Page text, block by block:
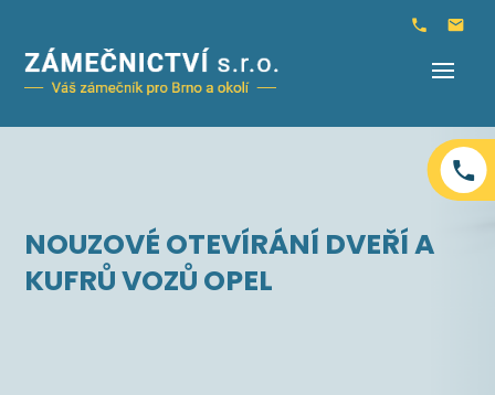
NOUZOVÉ OTEVÍRÁNÍ DVEŘÍ A
KUFRŮ VOZŮ OPEL